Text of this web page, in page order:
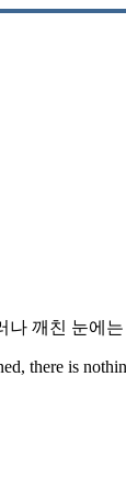
나 깨친 눈에
there is